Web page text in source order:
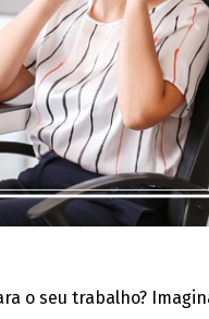
o seu trabalho?